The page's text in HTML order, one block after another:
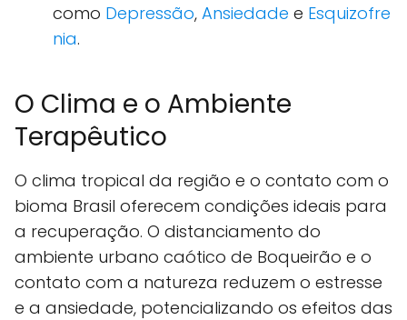
como Depressão, Ansiedade e Esquizofre
nia.
O Clima e o Ambiente
Terapêutico
O clima tropical da região e o contato com o
bioma Brasil oferecem condições ideais para
a recuperação. O distanciamento do
ambiente urbano caótico de Boqueirão e o
contato com a natureza reduzem o estresse
e a ansiedade, potencializando os efeitos das